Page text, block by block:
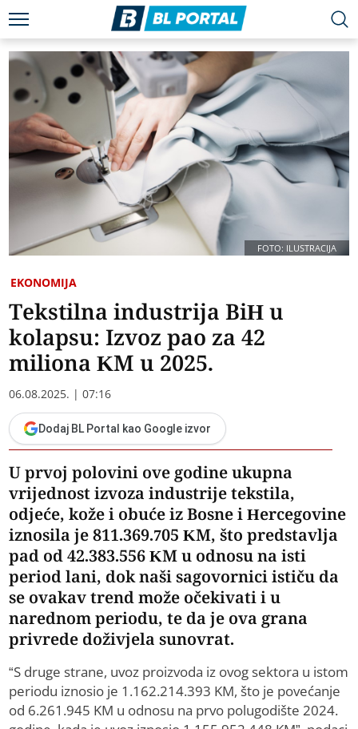
FOTO: ILUSTRACIJA
EKONOMIJA
Tekstilna industrija BiH u
kolapsu: Izvoz pao za 42
miliona KM u 2025.
06.08.2025. | 07:16
Dodaj BL Portal kao Google izvor
U prvoj polovini ove godine ukupna
vrijednost izvoza industrije tekstila,
odjeće, kože i obuće iz Bosne i Hercegovine
iznosila je 811.369.705 KM, što predstavlja
pad od 42.383.556 KM u odnosu na isti
period lani, dok naši sagovornici ističu da
se ovakav trend može očekivati i u
narednom periodu, te da je ova grana
privrede doživjela sunovrat.
“S druge strane, uvoz proizvoda iz ovog sektora u istom
periodu iznosio je 1.162.214.393 KM, što je povećanje
od 6.261.945 KM u odnosu na prvo polugodište 2024.